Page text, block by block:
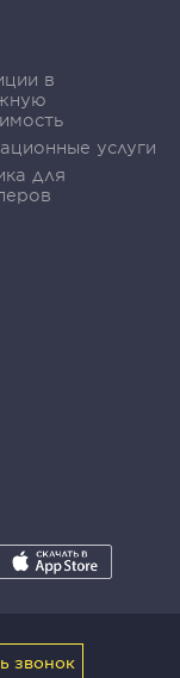
в
услуги
для
звонок